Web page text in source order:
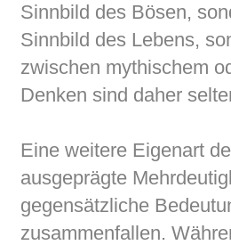
Sinnbild des Bösen,
Sinnbild des Lebens,
zwischen mythischem
Denken sind daher
Eine weitere Eigenart
ausgeprägte
gegensätzliche
zusammenfallen.